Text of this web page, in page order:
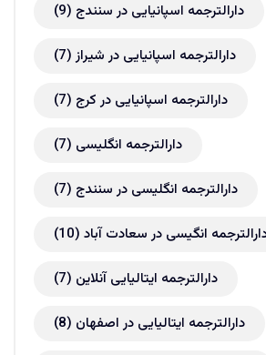
دارالترجمه اسپانیایی در سنندج (9)
دارالترجمه اسپانیایی در شیراز(7)
دارالترجمه اسپانیایی در کرج (7)
دارالترجمه انگلیسی (7)
دارالترجمه انگلیسی در سنندج (7)
انگیسی در سعادت آباد (10)
دارالترجمه ایتالیایی آنلاین (7)
دارالترجمه ایتالیایی در اصفهان (8)